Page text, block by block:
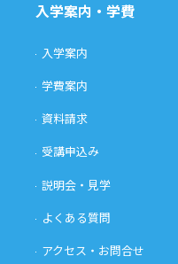
入学案内・学費
入学案内
学費案内
資料請求
受講申込み
説明会・見学
よくある質問
アクセス・お問合せ